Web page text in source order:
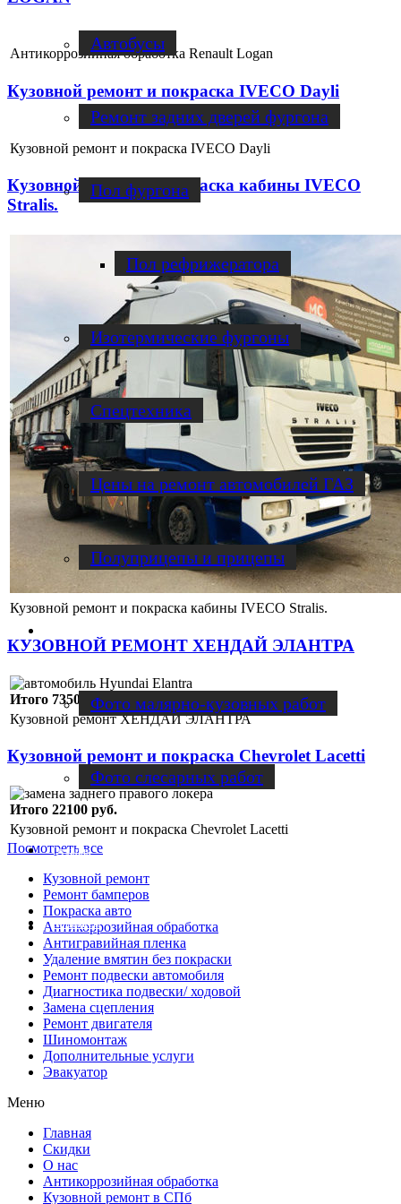
Автобусы
Ремонт задних дверей фургона
Пол фургона
Пол рефрижератора
Изотермические фургоны
Спецтехника
Цены на ремонт автомобилей ГАЗ
Полуприцепы и прицепы
Фото малярно-кузовных работ
Фото слесарных работ
Отзывы
Контакты
Антикоррозийная обработка Renault Logan
Кузовной ремонт и покраска IVECO Dayli
Кузовной ремонт и покраска IVECO Dayli
Кузовной ремонт и покраска кабины IVECO
Stralis.
Кузовной ремонт и покраска кабины IVECO Stralis.
КУЗОВНОЙ РЕМОНТ ХЕНДАЙ ЭЛАНТРА
Итого 73500 руб.
Кузовной ремонт ХЕНДАЙ ЭЛАНТРА
Кузовной ремонт и покраска Chevrolet Lacetti
Итого 22100 руб.
Кузовной ремонт и покраска Chevrolet Lacetti
Посмотреть все
Кузовной ремонт
Ремонт бамперов
Покраска авто
Антикоррозийная обработка
Антигравийная пленка
Удаление вмятин без покраски
Ремонт подвески автомобиля
Диагностика подвески/ ходовой
Замена сцепления
Ремонт двигателя
Шиномонтаж
Дополнительные услуги
Эвакуатор
Меню
Главная
Скидки
О нас
Антикоррозийная обработка
Кузовной ремонт в СПб